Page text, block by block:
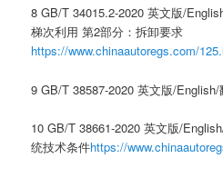
8 GB/T 34015.2-2020 英文版/
梯次利用 第2部分：拆卸要求
https://www.chinaautoregs.com/
9 GB/T 38587-2020 英文版/
10 GB/T 38661-2020 英文版/
统技术条件https://